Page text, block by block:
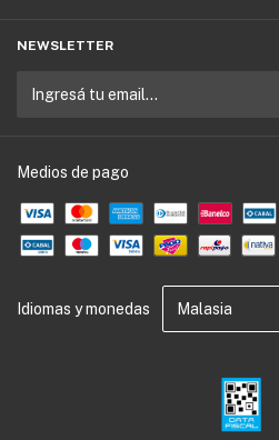
NEWSLETTER
Medios de pago
Idiomas y monedas